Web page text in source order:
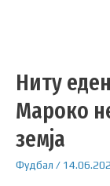
Ниту
Мароко
земја
Фудбал /